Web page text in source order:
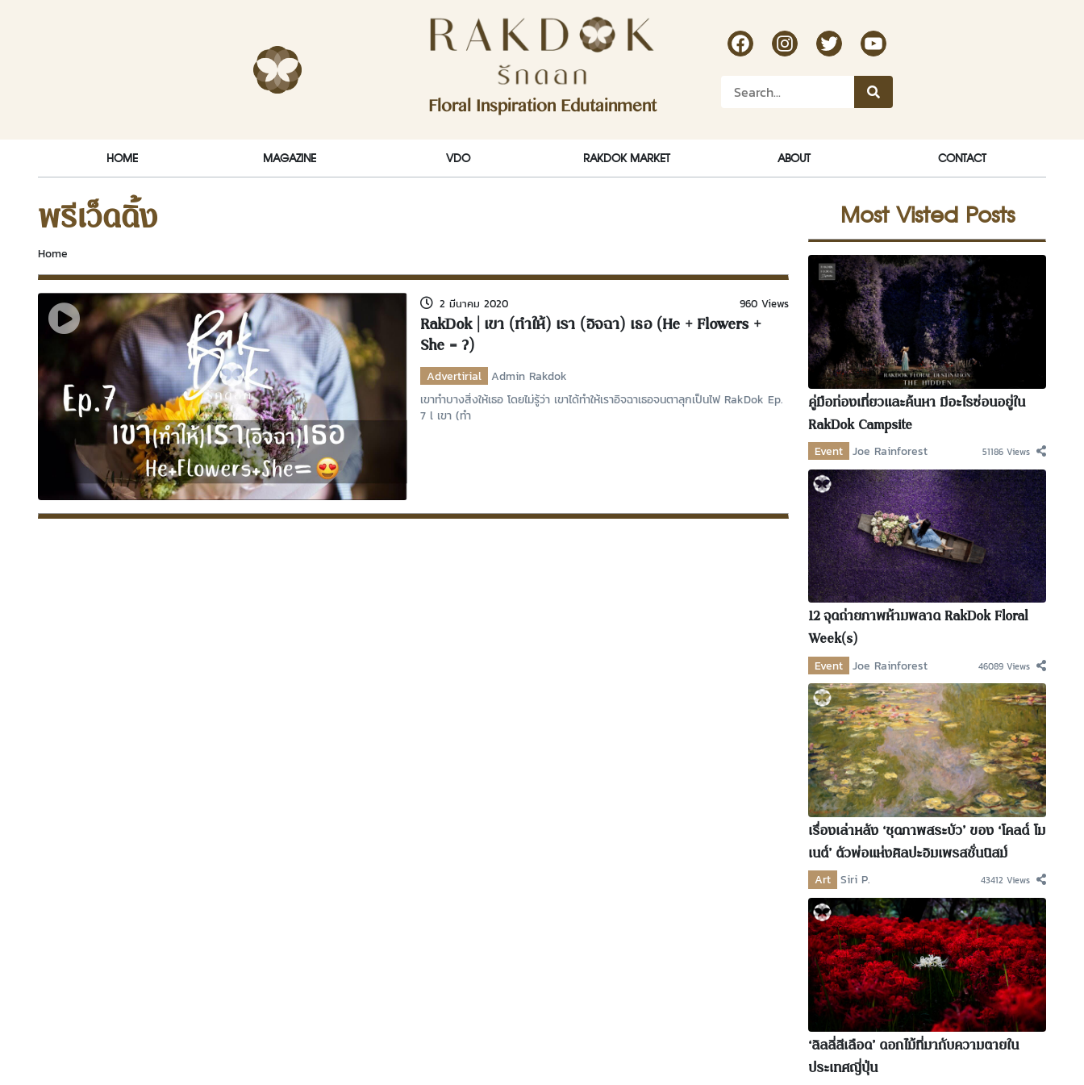
Floral Inspiration Edutainment
RakDok Channel Facebook
RakDok Channel Instagram
RakDok TwitterRakdok Channel Youtube
HOME MAGAZINE VDO RAKDOK MARKET ABOUT CONTACT
พรีเว็ดดิ้ง
Home
2 มีนาคม 2020 960 Views
RakDok | เขา (ทำให้) เรา (อิจฉา) เธอ (He + Flowers +
She = ?)
Advertirial
Admin Rakdok
เขาทำบางสิ่งให้เธอ โดยไม่รู้ว่า เขาได้ทำให้เราอิจฉาเธอจนตาลุกเป็นไฟ RakDok Ep.
7 l เขา (ทำ
Most Visted Posts
คู่มือท่องเที่ยวและค้นหา มีอะไรซ่อนอยู่ใน
RakDok Campsite
Event Joe Rainforest 51186 Views
12 จุดถ่ายภาพห้ามพลาด RakDok Floral
Week(s)
Event Joe Rainforest 46089 Views
เรื่องเล่าหลัง ‘ชุดภาพสระบัว’ ของ ‘โคลด์ โม
เนต์’ ตัวพ่อแห่งศิลปะอิมเพรสชั่นนิสม์
Art Siri P. 43412 Views
‘ลิลลี่สีเลือด’ ดอกไม้ที่มากับความตายใน
ประเทศญี่ปุ่น